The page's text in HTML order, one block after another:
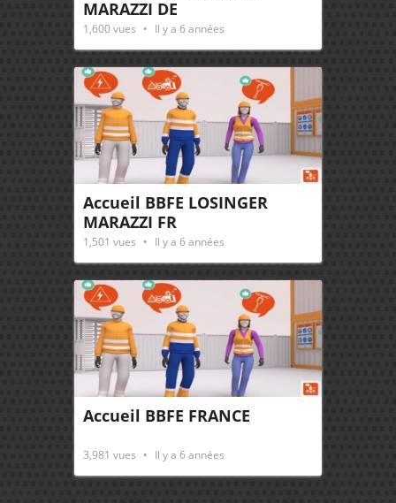
MARAZZI DE
1,600vues Il y a 6 années
Accueil BBFE LOSINGER
MARAZZI FR
1,501 vues Il y a 6 années
Accueil BBFE FRANCE
3,981 vues Il y a 6 années